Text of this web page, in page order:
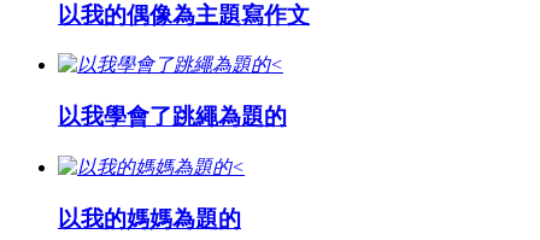
以我的偶像為主題寫作文
<
以我學會了跳繩為題的
<
以我的媽媽為題的